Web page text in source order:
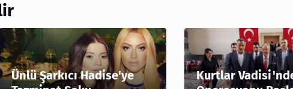
Ünlü Şarkıcı Hadise'ye
Kurtlar